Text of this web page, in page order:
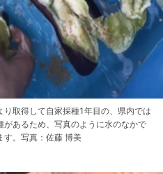
取得して自家採種1年目の、県内では
あるため、写真のように水のなかで
す。写真：佐藤 博美